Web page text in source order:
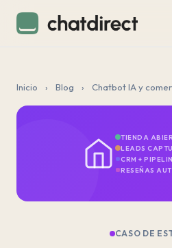
Inicio › Blog › Chatbot IA y
TIENDA
LEADS
CRM +
RESEÑAS
CASO DE